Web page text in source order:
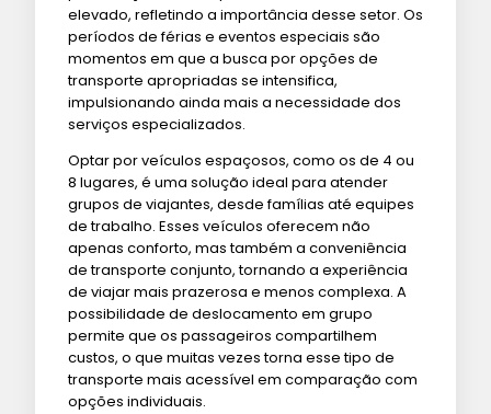
elevado, refletindo a importância desse setor. Os
períodos de férias e eventos especiais são
momentos em que a busca por opções de
transporte apropriadas se intensifica,
impulsionando ainda mais a necessidade dos
serviços especializados.
Optar por veículos espaçosos, como os de 4 ou
8 lugares, é uma solução ideal para atender
grupos de viajantes, desde famílias até equipes
de trabalho. Esses veículos oferecem não
apenas conforto, mas também a conveniência
de transporte conjunto, tornando a experiência
de viajar mais prazerosa e menos complexa. A
possibilidade de deslocamento em grupo
permite que os passageiros compartilhem
custos, o que muitas vezes torna esse tipo de
transporte mais acessível em comparação com
opções individuais.